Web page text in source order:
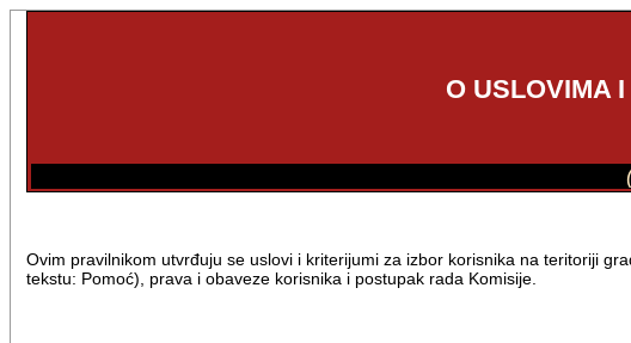
O USLOVIMA
Ovim pravilnikom utvrđuju se uslovi i kriterijumi za izbor korisnika na teritoriji
tekstu: Pomoć), prava i obaveze korisnika i postupak rada Komisije.